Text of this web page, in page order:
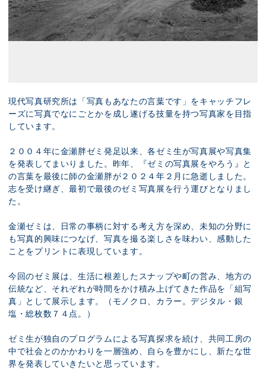
現代写真研究所は「写真もあなたの言葉です」をキャッチフレ
ーズに写真でなにごとかを成し遂げる技量を持つ写真家を目指
しています。
２００４年に金瀬胖ゼミ発足以来、各ゼミ生が写真展や写真集
を発表してまいりました。昨年、『ゼミの写真展をやろう』と
の言葉を最後に師の金瀬胖が２０２４年２月に急逝しました。
志を受け継ぎ、最初で最後のゼミ写真展を行う運びとなりまし
た。
金瀬ゼミは、日常の事柄に対する考え方を深め、未知の分野に
も写真的興味につなげ、写真を撮る楽しさを味わい、感動した
ことをプリントに表現しています。
今回のゼミ展は、生活に根差したスナップや町の営み、地方の
伝統など、それぞれが時間をかけ積み上げてきた作品を「組写
真」として展示します。（モノクロ、カラー。デジタル・銀
塩・総枚数７４点。）
ゼミ生が独自のプログラムによる写真探求を続け、共同工房の
中で社会とのかかわりを一層強め、自らを豊かにし、新たな世
界を発表していきたいと思っています。